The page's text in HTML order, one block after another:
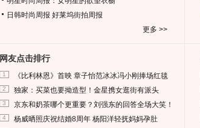
日韩时尚周报 好莱坞街拍周报
更多 >>
网友点击排行
1 《比利林恩》首映 章子怡范冰冰冯小刚捧场红毯
2 独家：买菜也要拗造型！金星携女逛街有派头
3 京东和奶茶哪个更重要？刘强东的回答全场大笑！
4 杨威晒照庆祝结婚8周年 杨阳洋轻抚妈妈孕肚